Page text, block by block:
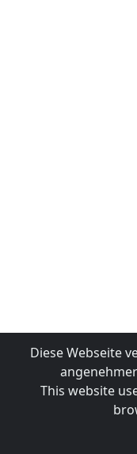
Diese Webseite
This website